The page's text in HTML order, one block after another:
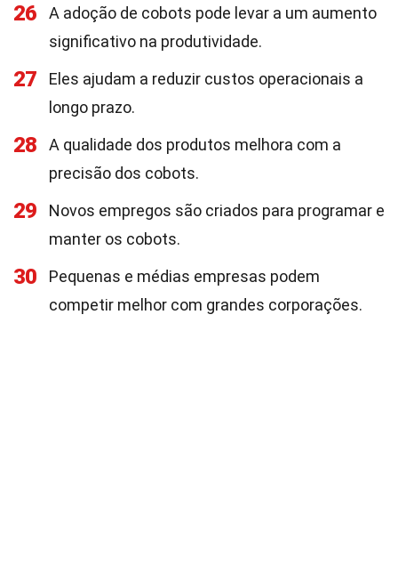
26
A adoção de cobots pode levar a um aumento
significativo na produtividade.
27
Eles ajudam a reduzir custos operacionais a
longo prazo.
28
A qualidade dos produtos melhora com a
precisão dos cobots.
29
Novos empregos são criados para programar e
manter os cobots.
30
Pequenas e médias empresas podem
competir melhor com grandes corporações.